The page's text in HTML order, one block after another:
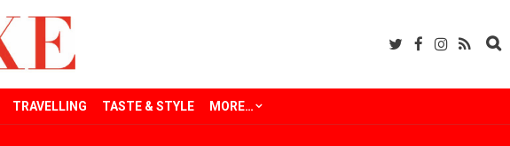
TRAVELLING TASTE & STYLE MORE…